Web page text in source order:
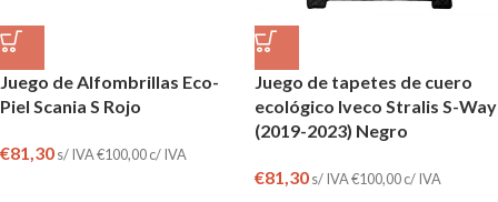
Juego de Alfombrillas Eco-
Piel Scania S Rojo
€81,30s/ IVA€100,00c/ IVA
Juego de tapetes de cuero
ecológico Iveco Stralis S-Way
(2019-2023) Negro
€81,30s/ IVA€100,00c/ IVA